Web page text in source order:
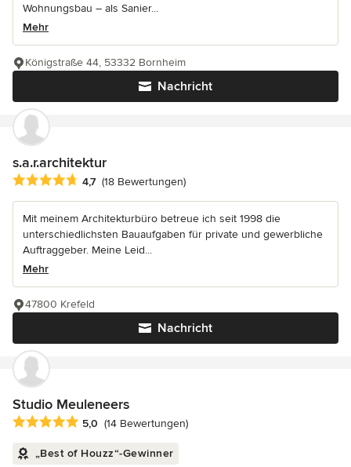
Wohnungsbau – als Sanier...
Mehr
Nachricht
Königstraße 44, 53332 Bornheim
s.a.r.architektur
Durchschnittliche Bewertung: 4.7 von 5 Sternen
4,7 (18 Bewertungen)
Mit meinem Architekturbüro betreue ich seit 1998 die
unterschiedlichsten Bauaufgaben für private und gewerbliche
Auftraggeber. Meine Leid...
Mehr
Nachricht
47800 Krefeld
Studio Meuleneers
Durchschnittliche Bewertung: 5 von 5 Sternen
5,0 (14 Bewertungen)
„Best of Houzz“-Gewinner